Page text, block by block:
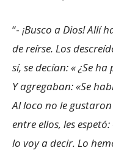
“- ¡Busco a Dios! Allí
de reírse. Los
sí, se decían: « ¿Se
Y agregaban: «Se
Al loco no le
entre ellos, les
lo voy a decir. Lo